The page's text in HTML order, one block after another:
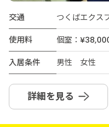
交通
つくばエクス
使用料
個室：
入居条件
男性 女性
詳細を見る